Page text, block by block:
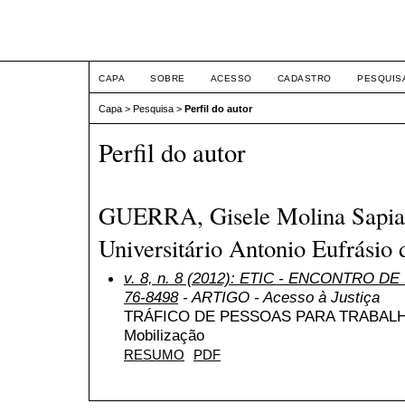
CAPA SOBRE ACESSO CADASTRO
Capa > Pesquisa > Perfil do autor
Perfil do autor
GUERRA, Gisele Molina
Universitário Antonio Eufrásio
v. 8, n. 8 (2012): ETIC - ENCONTRO
76-8498- ARTIGO - Acesso à Justiça
TRÁFICO DE PESSOAS PARA
Mobilização
RESUMO PDF